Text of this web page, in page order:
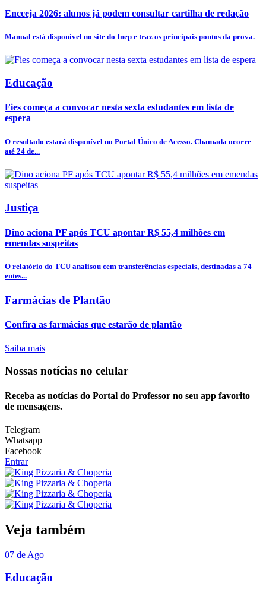
Encceja 2026: alunos já podem consultar cartilha de redação
Manual está disponível no site do Inep e traz os principais pontos da prova.
Educação
Fies começa a convocar nesta sexta estudantes em lista de
espera
O resultado estará disponível no Portal Único de Acesso. Chamada ocorre
até 24 de...
Justiça
Dino aciona PF após TCU apontar R$ 55,4 milhões em
emendas suspeitas
O relatório do TCU analisou cem transferências especiais, destinadas a 74
entes...
Farmácias de Plantão
Confira as farmácias que estarão de plantão
Saiba mais
Nossas notícias no celular
Receba as notícias do Portal do Professor no seu app favorito
de mensagens.
Telegram
Whatsapp
Facebook
Entrar
Veja também
07 de Ago
Educação